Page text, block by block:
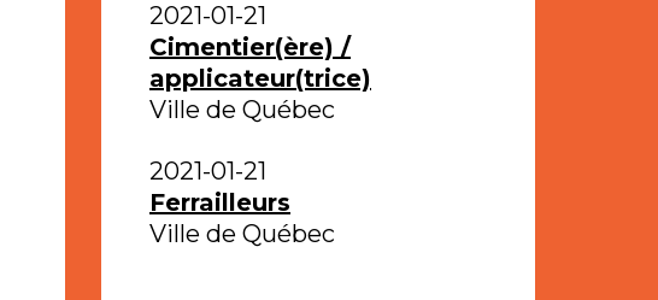
2021-01-21
Cimentier(ère) /
applicateur(trice)
Ville de Québec
2021-01-21
Ferrailleurs
Ville de Québec